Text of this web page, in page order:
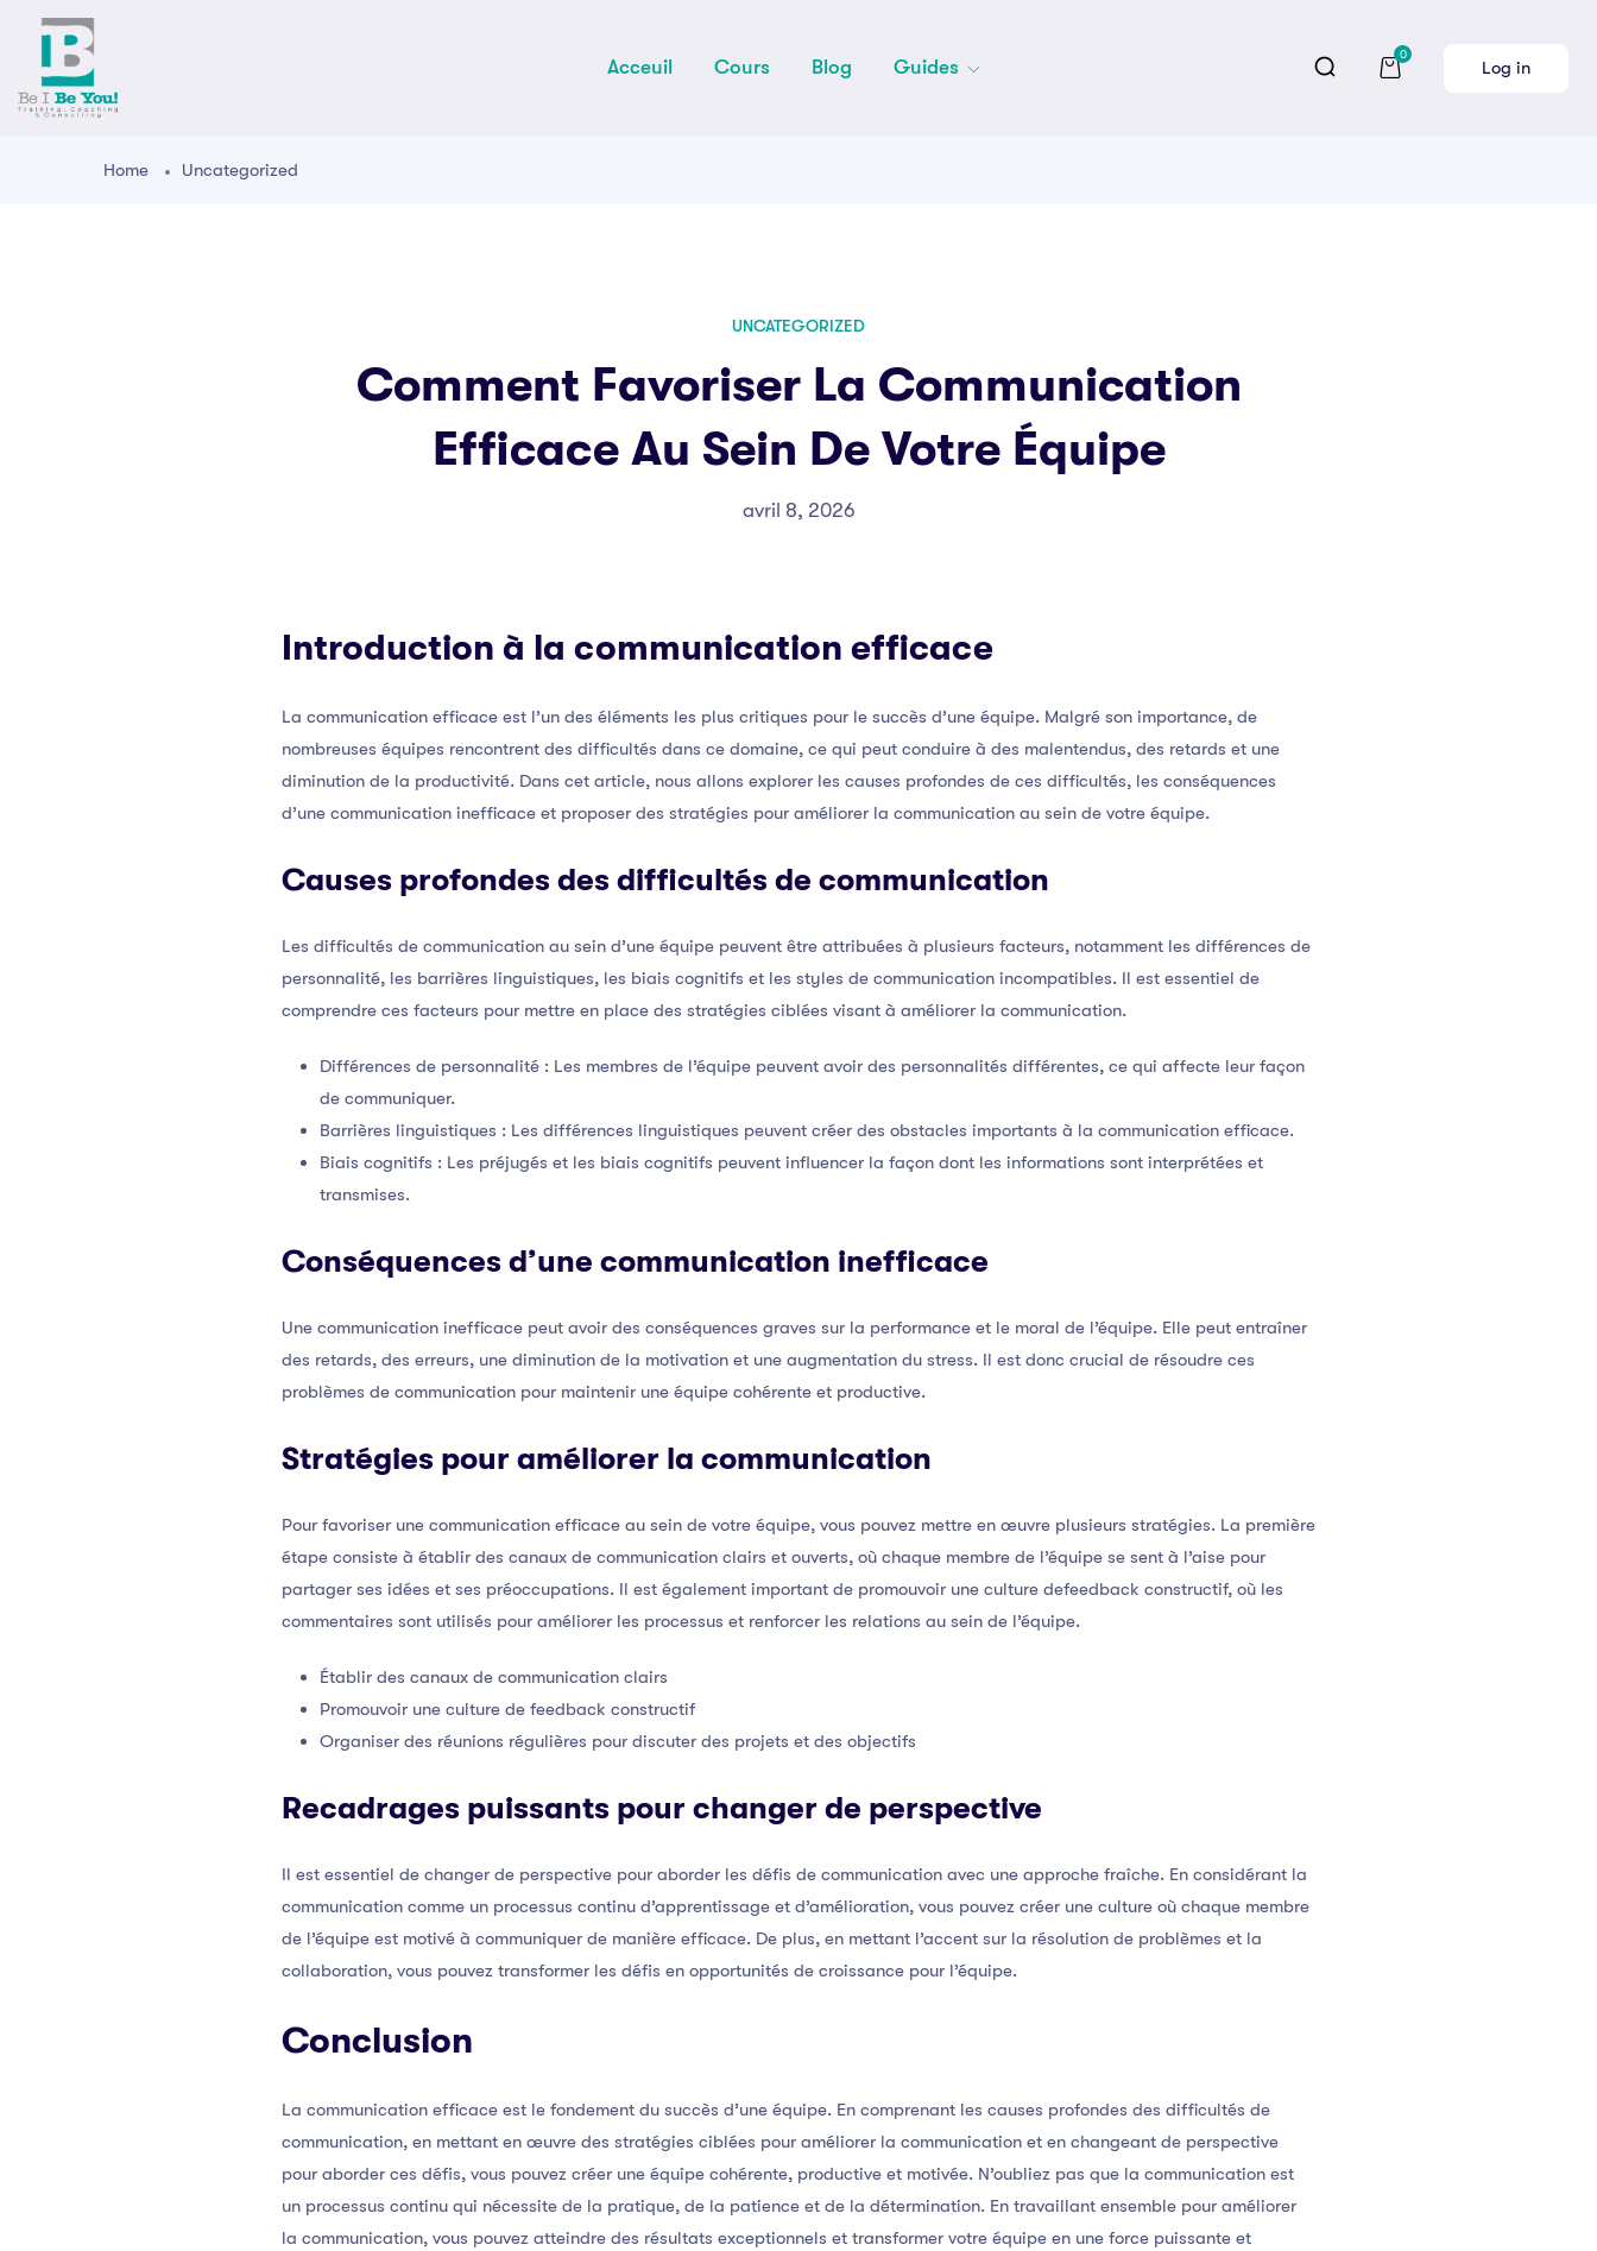
Acceuil Cours Blog Guides
0
Log in
Home Uncategorized
UNCATEGORIZED
Comment Favoriser La Communication
Efficace Au Sein De Votre Équipe
avril 8, 2026
Introduction à la communication efficace
La communication efficace est l’un des éléments les plus critiques pour le succès d’une équipe. Malgré son importance, de
nombreuses équipes rencontrent des difficultés dans ce domaine, ce qui peut conduire à des malentendus, des retards et une
diminution de la productivité. Dans cet article, nous allons explorer les causes profondes de ces difficultés, les conséquences
d’une communication inefficace et proposer des stratégies pour améliorer la communication au sein de votre équipe.
Causes profondes des difficultés de communication
Les difficultés de communication au sein d’une équipe peuvent être attribuées à plusieurs facteurs, notamment les différences de
personnalité, les barrières linguistiques, les biais cognitifs et les styles de communication incompatibles. Il est essentiel de
comprendre ces facteurs pour mettre en place des stratégies ciblées visant à améliorer la communication.
Différences de personnalité : Les membres de l’équipe peuvent avoir des personnalités différentes, ce qui affecte leur façon
de communiquer.
Barrières linguistiques : Les différences linguistiques peuvent créer des obstacles importants à la communication efficace.
Biais cognitifs : Les préjugés et les biais cognitifs peuvent influencer la façon dont les informations sont interprétées et
transmises.
Conséquences d’une communication inefficace
Une communication inefficace peut avoir des conséquences graves sur la performance et le moral de l’équipe. Elle peut entraîner
des retards, des erreurs, une diminution de la motivation et une augmentation du stress. Il est donc crucial de résoudre ces
problèmes de communication pour maintenir une équipe cohérente et productive.
Stratégies pour améliorer la communication
Pour favoriser une communication efficace au sein de votre équipe, vous pouvez mettre en œuvre plusieurs stratégies. La première
étape consiste à établir des canaux de communication clairs et ouverts, où chaque membre de l’équipe se sent à l’aise pour
partager ses idées et ses préoccupations. Il est également important de promouvoir une culture defeedback constructif, où les
commentaires sont utilisés pour améliorer les processus et renforcer les relations au sein de l’équipe.
Établir des canaux de communication clairs
Promouvoir une culture de feedback constructif
Organiser des réunions régulières pour discuter des projets et des objectifs
Recadrages puissants pour changer de perspective
Il est essentiel de changer de perspective pour aborder les défis de communication avec une approche fraîche. En considérant la
communication comme un processus continu d’apprentissage et d’amélioration, vous pouvez créer une culture où chaque membre
de l’équipe est motivé à communiquer de manière efficace. De plus, en mettant l’accent sur la résolution de problèmes et la
collaboration, vous pouvez transformer les défis en opportunités de croissance pour l’équipe.
Conclusion
La communication efficace est le fondement du succès d’une équipe. En comprenant les causes profondes des difficultés de
communication, en mettant en œuvre des stratégies ciblées pour améliorer la communication et en changeant de perspective
pour aborder ces défis, vous pouvez créer une équipe cohérente, productive et motivée. N’oubliez pas que la communication est
un processus continu qui nécessite de la pratique, de la patience et de la détermination. En travaillant ensemble pour améliorer
la communication, vous pouvez atteindre des résultats exceptionnels et transformer votre équipe en une force puissante et